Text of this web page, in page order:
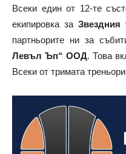
Всеки един от 12-те
екипировка за Звездния
партньорите ни за
Левъл Ъп“ ООД. Това
Всеки от тримата